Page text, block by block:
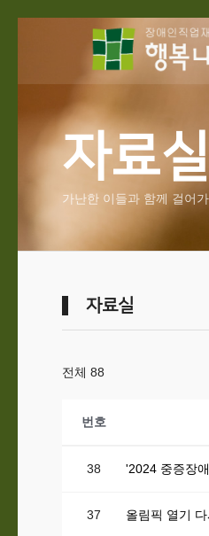
자료실
가난한 이들과 함께 걸어
자료실
전체 88
번호
38 '2024 중증장
37 올림픽 열기